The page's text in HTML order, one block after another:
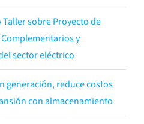
sobre Proyecto de
y
sector eléctrico
generación, reduce costos
con almacenamiento